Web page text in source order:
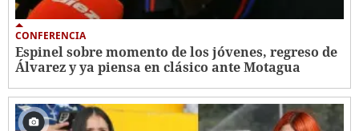
CONFERENCIA
Espinel sobre momento de los jóvenes, regreso de
Álvarez y ya piensa en clásico ante Motagua